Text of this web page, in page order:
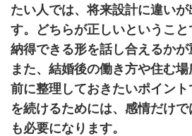
たい人では、将来設計に違い
す。どちらが正しいというこ
納得できる形を話し合えるかが
また、結婚後の働き方や住む
前に整理しておきたいポイン
を続けるためには、感情だけ
も必要になります。